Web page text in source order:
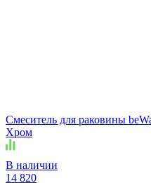
Смеситель для раковины
Хром
В наличии
14 820